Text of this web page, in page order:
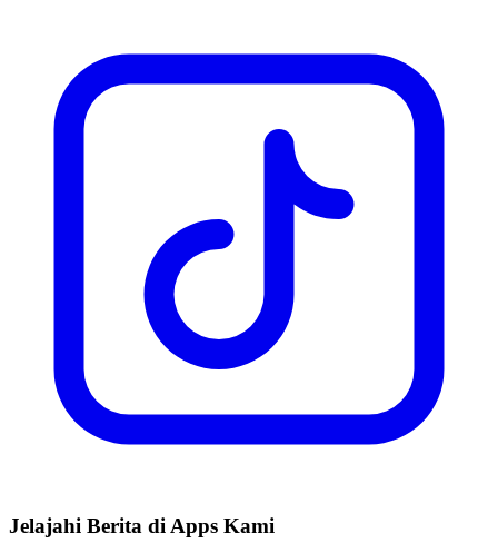
Jelajahi Berita di Apps Kami